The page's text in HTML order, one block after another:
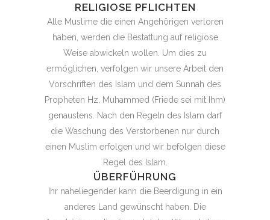
RELIGIOSE PFLICHTEN
Alle Muslime die einen Angehörigen verloren
haben, werden die Bestattung auf religiöse
Weise abwickeln wollen. Um dies zu
ermöglichen, verfolgen wir unsere Arbeit den
Vorschriften des Islam und dem Sunnah des
Propheten Hz. Muhammed (Friede sei mit Ihm)
genaustens. Nach den Regeln des Islam darf
die Waschung des Verstorbenen nur durch
einen Muslim erfolgen und wir befolgen diese
Regel des Islam.
ÜBERFÜHRUNG
Ihr naheliegender kann die Beerdigung in ein
anderes Land gewünscht haben. Die